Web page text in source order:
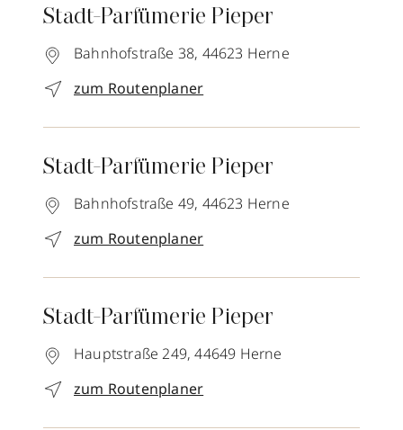
Stadt-Parfümerie Pieper
Bahnhofstraße 38, 44623 Herne
zum Routenplaner
Stadt-Parfümerie Pieper
Bahnhofstraße 49, 44623 Herne
zum Routenplaner
Stadt-Parfümerie Pieper
Hauptstraße 249, 44649 Herne
zum Routenplaner